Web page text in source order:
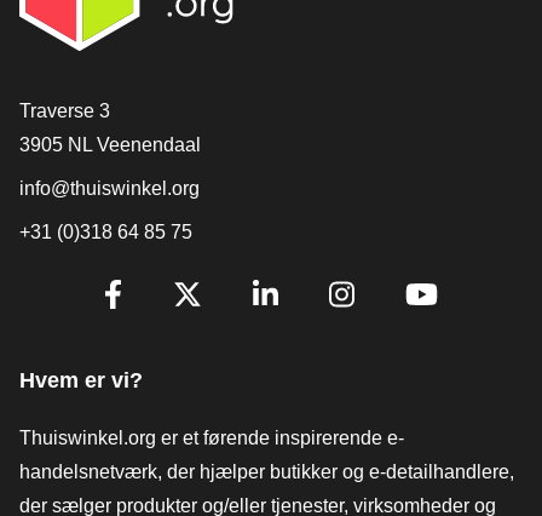
[_General:Contact]
Traverse 3
3905 NL Veenendaal
info@thuiswinkel.org
+31 (0)318 64 85 75
[_General:SocialMediaTitle]
Hvem er vi?
Thuiswinkel.org er et førende inspirerende e-
handelsnetværk, der hjælper butikker og e-detailhandlere,
der sælger produkter og/eller tjenester, virksomheder og